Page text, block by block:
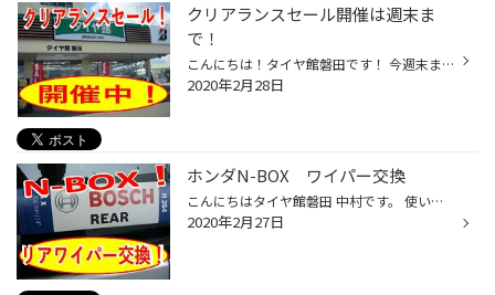
クリアランスセール開催は週末ま
で！
こんにちは！タイヤ館磐田です！ 今週末までクリアランスセール開催中です！ 新商品から在庫品などなどお買い得商品取り揃えて お待ちしております。 この機会に是非 タイヤ館磐田 にお越しください！
2020年2月28日
ホンダN-BOX ワイパー交換
こんにちはタイヤ館磐田 中村です。 使いたいときに切れていたら大変です！ 定期的に点検し、必要であれば交換いたしましょう！
2020年2月27日